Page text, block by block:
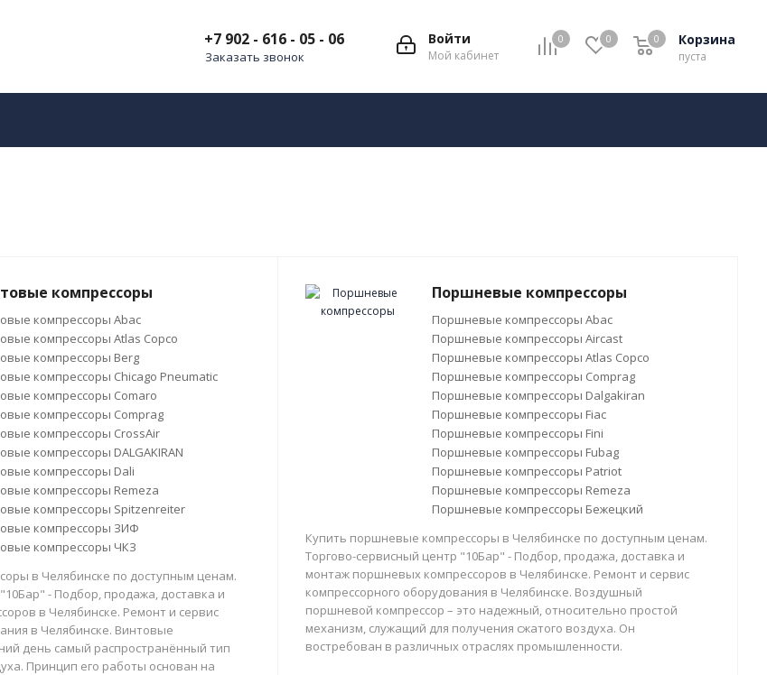
0 0 Корзина
пуста
0
Войти
Мой кабинет
+7 902 - 616 - 05 - 06
Заказать звонок
компрессоры
компрессоры Abac
компрессоры Atlas Copco
компрессоры Berg
компрессоры Chicago Pneumatic
компрессоры Comaro
компрессоры Comprag
компрессоры CrossAir
компрессоры DALGAKIRAN
компрессоры Dali
компрессоры Remeza
компрессоры Spitzenreiter
компрессоры ЗИФ
компрессоры ЧКЗ
в Челябинске по доступным ценам.
- Подбор, продажа, доставка и
в Челябинске. Ремонт и сервис
в Челябинске. Винтовые
день самый распространённый тип
Принцип его работы основан на
Поршневые компрессоры
Поршневые компрессоры Abac
Поршневые компрессоры Aircast
Поршневые компрессоры Atlas Copco
Поршневые компрессоры Comprag
Поршневые компрессоры Dalgakiran
Поршневые компрессоры Fiac
Поршневые компрессоры Fini
Поршневые компрессоры Fubag
Поршневые компрессоры Patriot
Поршневые компрессоры Remeza
Поршневые компрессоры Бежецкий
Купить поршневые компрессоры в Челябинске по доступным ценам.
Торгово-сервисный центр "10Бар" - Подбор, продажа, доставка и
монтаж поршневых компрессоров в Челябинске. Ремонт и сервис
компрессорного оборудования в Челябинске. Воздушный
поршневой компрессор – это надежный, относительно простой
механизм, служащий для получения сжатого воздуха. Он
востребован в различных отраслях промышленности.